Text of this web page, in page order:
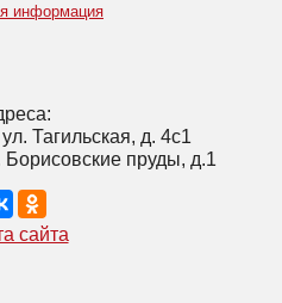
информация
Тагильская, д. 4с1
Борисовские пруды, д.1
сайта